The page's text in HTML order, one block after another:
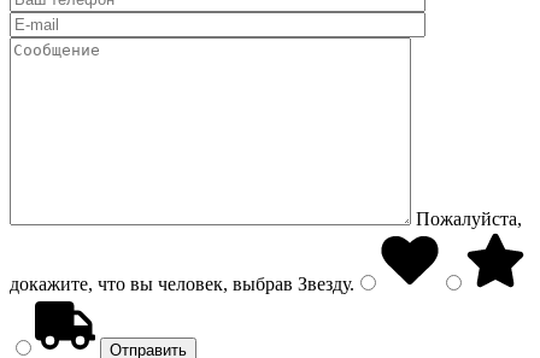
Пожалуйста,
докажите, что вы человек, выбрав Звезду.